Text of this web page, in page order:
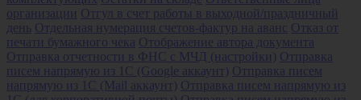
организации Отгул в счет работы в выходной/праздничный
день
Отдельная нумерация счетов-фактур на аванс Отказ от
печати бумажного чека Отображение автора документа
Отправка отчетности в ФНС с МЧД (настройки) Отправка
писем напрямую из 1С (Google аккаунт) Отправка писем
напрямую из 1С (Mail аккаунт) Отправка писем напрямую из